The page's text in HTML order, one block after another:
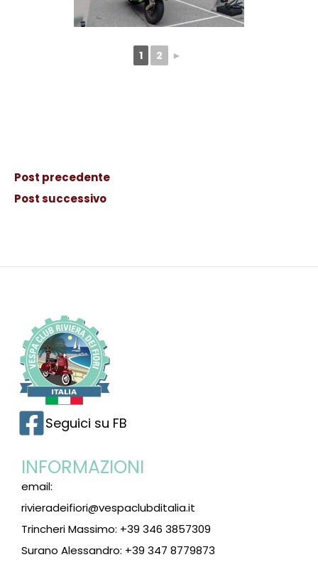
1 2 ►
Post precedente
Post successivo
Seguici su FB
INFORMAZIONI
email:
rivieradeifiori@vespaclubditalia.it
Trincheri Massimo: +39 346 3857309
Surano Alessandro: +39 347 8779873